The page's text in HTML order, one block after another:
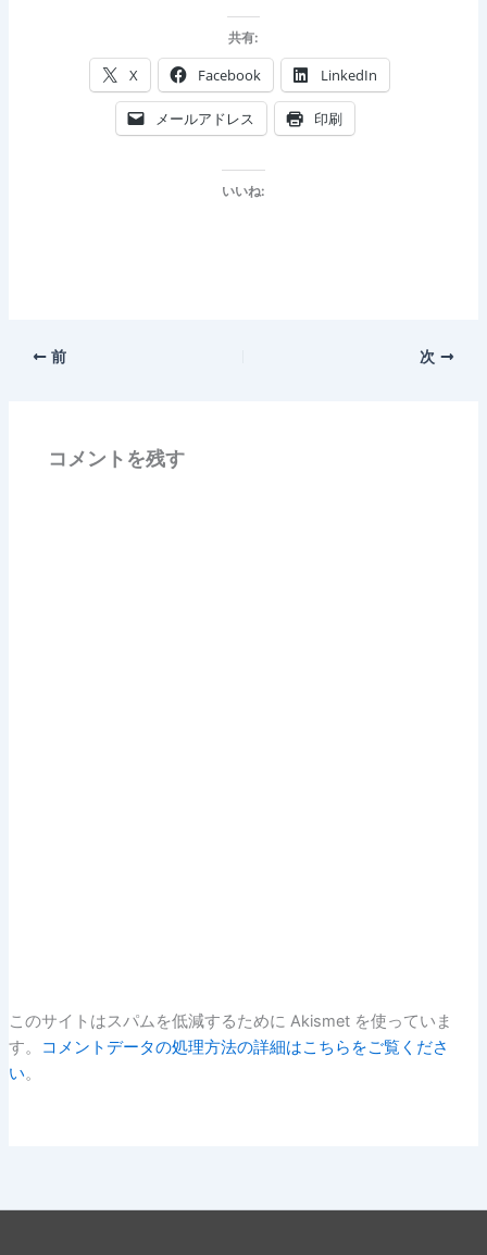
共有:
X Facebook LinkedIn
メールアドレス 印刷
いいね:
前 次
コメントを残す
このサイトはスパムを低減するために Akismet を使っていま
す。
コメントデータの処理方法の詳細はこちらをご覧くださ
い。